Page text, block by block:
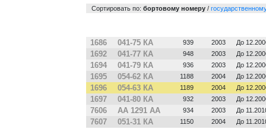
Сортировать по: бортовому номеру /
1686 041-75 КА 939 2003 До
1692 041-77 КА 948 2003 До
1694 041-79 КА 936 2003 До
1695 054-62 КА 1188 2004 До
1696 054-63 КА 1189 2004 До
1697 041-80 КА 932 2003 До
7606 АА 1291 АА 934 2003 До
7607 051-31 КА 1150 2004 До